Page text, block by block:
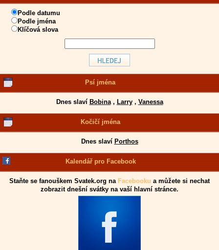
Podle datumu
Podle jména
Klíčová slova
Psí jména
Dnes slaví Bobina, Larry, Vanessa
Kočičí jména
Dnes slaví Porthos
Kalendář pro Facebook
Staňte se fanouškem Svatek.org na Facebooku a můžete si nechat
zobrazit dnešní svátky na vaší hlavní stránce.